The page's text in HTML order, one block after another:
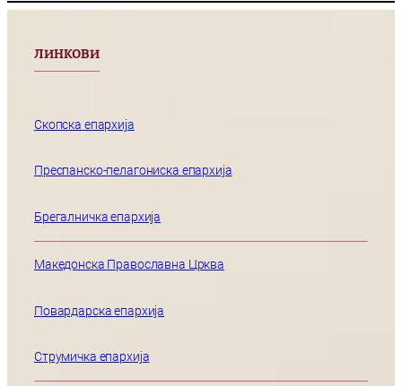
ЛИНКОВИ
Скопска епархија
Преспанско-пелагониска епархија
Брегалничка епархија
Македонска Православна Црква
Повардарска епархија
Струмичка епархија